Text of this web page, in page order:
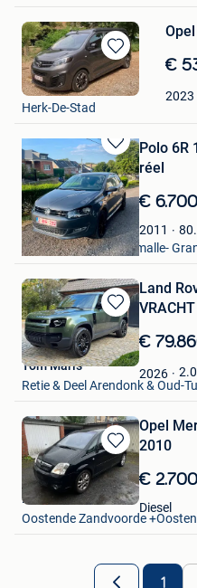
Bewaren
in
Mijn
€
2023
Kathleen
Herk-De-Stad
Bewaren
in
Mijn
Favorieten
Polo 6R
réel
€
2011
Gartan
Flemalle-Haute & Flemalle-
Bewaren
in
Mijn
Favorieten
Land
€
2026
Tom Maris
Retie & Deel Arendonk & Oud-
Bewaren
in
Mijn
Favorieten
Opel
2010
€
Diesel
Funfik
Oostende Zandvoorde
1